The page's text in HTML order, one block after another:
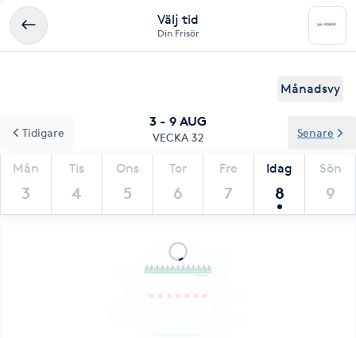
Välj tid
Din Frisör
Månadsvy
3 - 9 AUG
VECKA 32
Mån
3
Tis
4
Ons
5
Tor
6
Fre
7
Idag
8
Sön
9
Tidigare Senare